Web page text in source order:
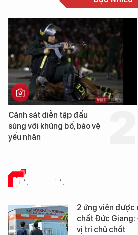
Cảnh sát diễn tập đấu
súng với khủng bố, bảo vệ
yếu nhân
KINH DOANH
2 ứng viên được
chất Đức Giang:
vị trí chủ chốt